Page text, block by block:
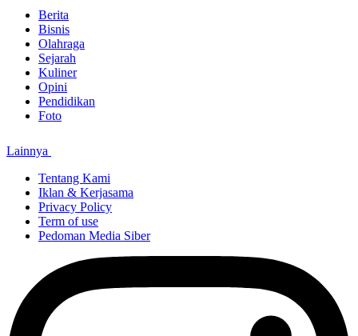
Berita
Bisnis
Olahraga
Sejarah
Kuliner
Opini
Pendidikan
Foto
Lainnya
Tentang Kami
Iklan & Kerjasama
Privacy Policy
Term of use
Pedoman Media Siber